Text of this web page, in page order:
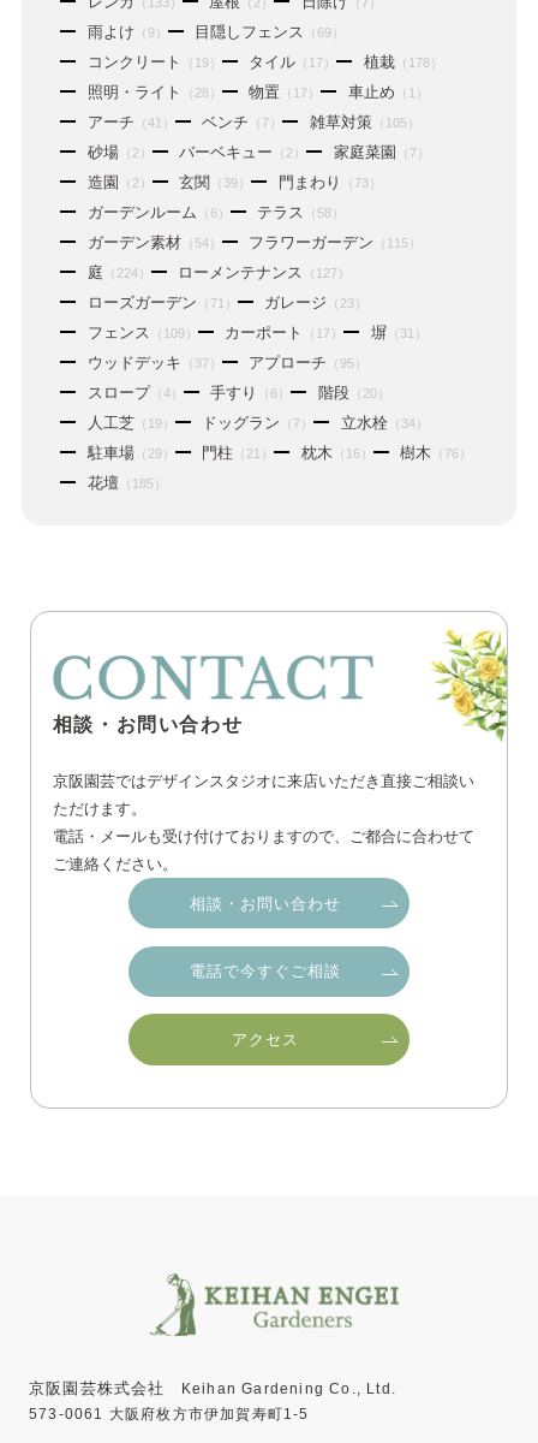
雨よけ （9） 目隠しフェンス （69）
コンクリート （19） タイル （17） 植栽（178）
照明・ライト （28） 物置 （17） 車止め （1）
アーチ （41） ベンチ （7） 雑草対策 （105）
砂場（2） バーベキュー （2） 家庭菜園 （7）
造園 （2） 玄関 （39） 門まわり （73）
ガーデンルーム （6） テラス （58）
ガーデン素材（54） フラワーガーデン （115）
庭 （224） ローメンテナンス （127）
ローズガーデン （71） ガレージ （23）
フェンス （109） カーポート （17） 塀（31）
ウッドデッキ （37） アプローチ （95）
スロープ（4） 手すり （6） 階段（20）
人工芝（19） ドッグラン （7） 立水栓（34）
駐車場（29） 門柱 （21） 枕木 （16） 樹木 （76）
花壇 （185）
相談・お問い合わせ
京阪園芸ではデザインスタジオに来店いただき直接ご相談い
ただけます。
電話・メールも受け付けておりますので、ご都合に合わせて
ご連絡ください。
相談・お問い合わせ
電話で今すぐご相談
アクセス
京阪園芸株式会社
Keihan Gardening Co., Ltd.
573-0061 大阪府枚方市伊加賀寿町1-5